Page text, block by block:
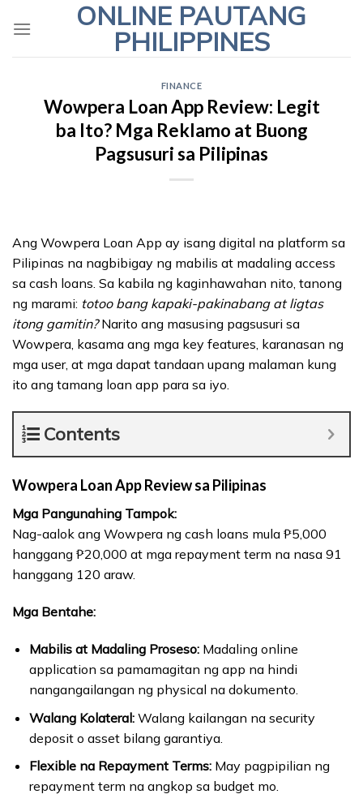
ONLINE PAUTANG
PHILIPPINES
FINANCE
Wowpera Loan App Review: Legit
ba Ito? Mga Reklamo at Buong
Pagsusuri sa Pilipinas
Ang Wowpera Loan App ay isang digital na platform sa
Pilipinas na nagbibigay ng mabilis at madaling access
sa cash loans. Sa kabila ng kaginhawahan nito, tanong
ng marami: totoo bang kapaki-pakinabang at ligtas
itong gamitin?Narito ang masusing pagsusuri sa
Wowpera, kasama ang mga key features, karanasan ng
mga user, at mga dapat tandaan upang malaman kung
ito ang tamang loan app para sa iyo.
Contents
Wowpera Loan App Review sa Pilipinas
Mga Pangunahing Tampok:
Nag-aalok ang Wowpera ng cash loans mula ₱5,000
hanggang ₱20,000 at mga repayment term na nasa 91
hanggang 120 araw.
Mga Bentahe:
Mabilis at Madaling Proseso:Madaling online
application sa pamamagitan ng app na hindi
nangangailangan ng physical na dokumento.
Walang Kolateral:Walang kailangan na security
deposit o asset bilang garantiya.
Flexible na Repayment Terms:May pagpipilian ng
repayment term na angkop sa budget mo.